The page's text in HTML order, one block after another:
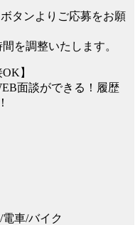
タンよりご応募をお願
を調整いたします。
】
面談ができる！履歴
車/バイク